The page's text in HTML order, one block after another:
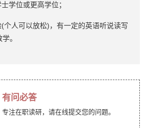
学位或更高学位；
个人可以放松)，有一定的英语听说读写
。
有问必答
专注在职读研，请在线提交您的问题。